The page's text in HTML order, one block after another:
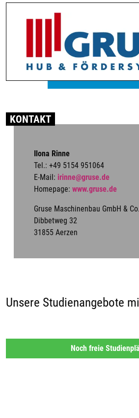
KONTAKT
Ilona Rinne
Tel.: +49 5154 951064
E-Mail: irinne@gruse.de
Homepage: www.gruse.de
Gruse Maschinenbau GmbH &
Dibbetweg 32
31855 Aerzen
Unsere Studienangebote
Noch freie